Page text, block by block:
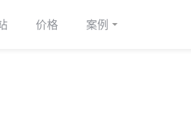
价格 案例